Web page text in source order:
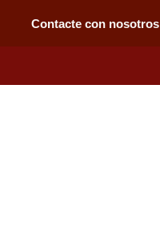
Contacte con nosotros